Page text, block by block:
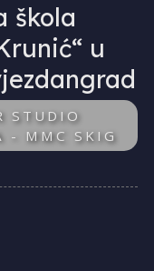
škola
u
STUDIO
- MMC SKIG